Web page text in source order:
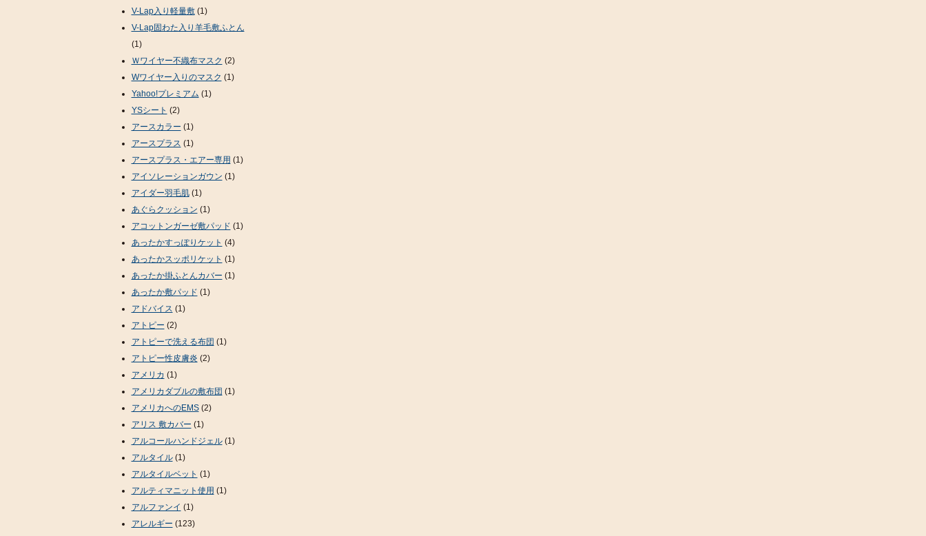
V-Lap入り軽量敷(1)
V-Lap固わた入り羊毛敷ふとん
(1)
Ｗワイヤー不織布マスク (2)
Wワイヤー入りのマスク (1)
Yahoo!プレミアム (1)
YSシート (2)
アースカラー (1)
アースプラス (1)
アースプラス・エアー専用 (1)
アイソレーションガウン (1)
アイダー羽毛肌(1)
あぐらクッション (1)
アコットンガーゼ敷パッド (1)
あったかすっぽりケット (4)
あったかスッポリケット (1)
あったか掛ふとんカバー (1)
あったか敷パッド (1)
アドバイス (1)
アトピー (2)
アトピーで洗える布団 (1)
アトピー性皮膚炎 (2)
アメリカ (1)
アメリカダブルの敷布団 (1)
アメリカへのEMS(2)
アリス 敷カバー (1)
アルコールハンドジェル(1)
アルタイル(1)
アルタイルベット (1)
アルティマニット使用 (1)
アルファンイ (1)
アレルギー (123)